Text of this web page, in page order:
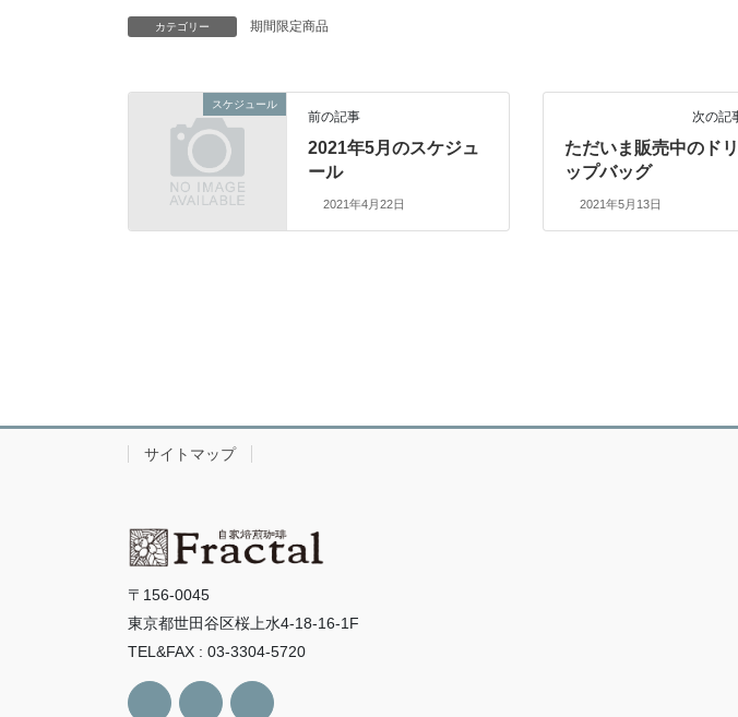
カテゴリー 期間限定商品
スケジュール
前の記事
2021年5月のスケジュ
ール
2021年4月22日
次の記
ただいま販売中のドリ
ップバッグ
2021年5月13日
サイトマップ
〒156-0045
東京都世田谷区桜上水4-18-16-1F
TEL&FAX : 03-3304-5720